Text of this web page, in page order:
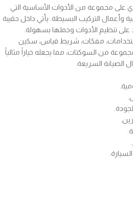
مجموعة من الأدوات الأساسية التي
وأعمال التركيب البسيطة. يأتي داخل حقيبة
على تنظيم الأدوات وحملها بسهولة.
مفكات، شريط قياس، سكين
من السوكتات، مما يجعله خياراً مثالياً
الصيانة السريعة.